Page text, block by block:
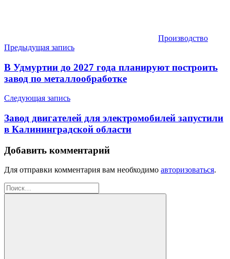
Производство
Навигация
по
записям
Предыдущая запись
В Удмуртии до 2027 года планируют построить
завод по металлообработке
Следующая запись
Завод двигателей для электромобилей запустили
в Калининградской области
Добавить комментарий
Для отправки комментария вам необходимо авторизоваться.
Найти: